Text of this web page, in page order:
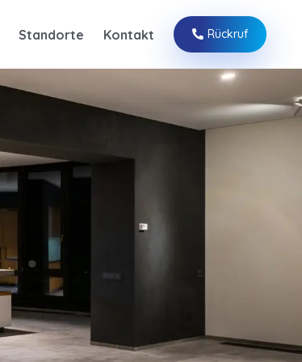
Standorte Kontakt Rückruf